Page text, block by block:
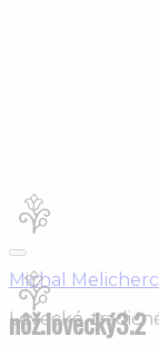
Michal
Lovecké,
nôž.lovecký3.2